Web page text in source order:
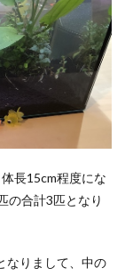
長15cm程度にな
の合計3匹となり
なりまして、中の